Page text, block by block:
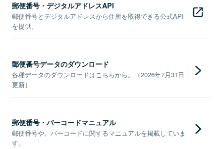
郵便番号・デジタルアドレスAPI
郵便番号とデジタルアドレスから住所を取得できる公式API
を提供。
郵便番号データのダウンロード
各種データのダウンロードはこちらから。（2026年7月31日
更新）
郵便番号・バーコードマニュアル
郵便番号や、バーコードに関するマニュアルを掲載していま
す。